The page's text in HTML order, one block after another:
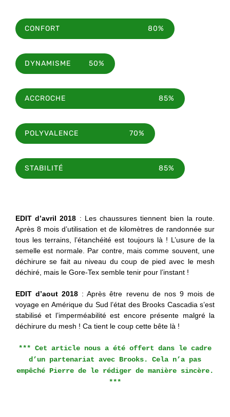
CONFORT 80%
DYNAMISME 50%
ACCROCHE 85%
POLYVALENCE 70%
STABILITÉ 85%
EDIT d’avril 2018 : Les chaussures tiennent bien la route.
Après 8 mois d’utilisation et de kilomètres de randonnée sur
tous les terrains, l’étanchéité est toujours là ! L’usure de la
semelle est normale. Par contre, mais comme souvent, une
déchirure se fait au niveau du coup de pied avec le mesh
déchiré, mais le Gore-Tex semble tenir pour l’instant !
EDIT d’aout 2018 : Après être revenu de nos 9 mois de
voyage en Amérique du Sud l’état des Brooks Cascadia s’est
stabilisé et l’imperméabilité est encore présente malgré la
déchirure du mesh ! Ca tient le coup cette bête là !
*** Cet article nous a été offert dans le cadre
d’un partenariat avec Brooks. Cela n’a pas
empêché Pierre de le rédiger de manière sincère.
***